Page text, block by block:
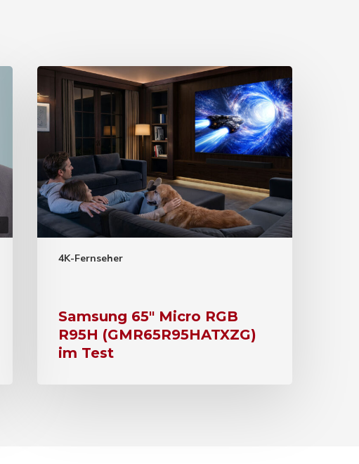
4K-Fernseher
Samsung 65″ Micro RGB
R95H (GMR65R95HATXZG)
im Test